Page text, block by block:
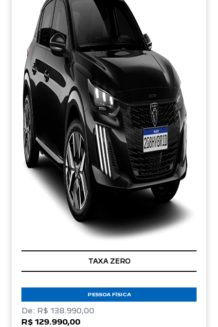
TAXA ZERO
PESSOA FÍSICA
De: R$ 138.990,00
R$ 129.990,00